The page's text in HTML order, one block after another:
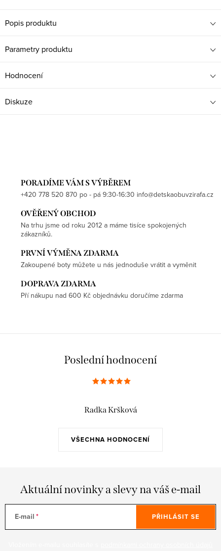
Popis produktu
Parametry produktu
Hodnocení
Diskuze
PORADÍME VÁM S VÝBĚREM
+420 778 520 870 po - pá 9:30-16:30 info@detskaobuvzirafa.cz
OVĚŘENÝ OBCHOD
Na trhu jsme od roku 2012 a máme tisíce spokojených
zákazníků.
PRVNÍ VÝMĚNA ZDARMA
Zakoupené boty můžete u nás jednoduše vrátit a vyměnit
DOPRAVA ZDARMA
Pří nákupu nad 600 Kč objednávku doručíme zdarma
Poslední hodnocení
VŠECHNA HODNOCENÍ
Radka Kršková
Aktuální novinky a slevy na váš e-mail
E-mail PŘIHLÁSIT SE